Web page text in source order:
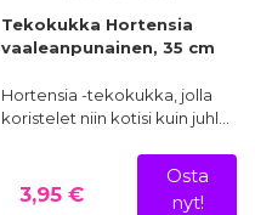
Tekokukka Hortensia
vaaleanpunainen, 35 cm
Hortensia -tekokukka, jolla
koristelet niin kotisi kuin juhl…
3,95 €
Osta
nyt!